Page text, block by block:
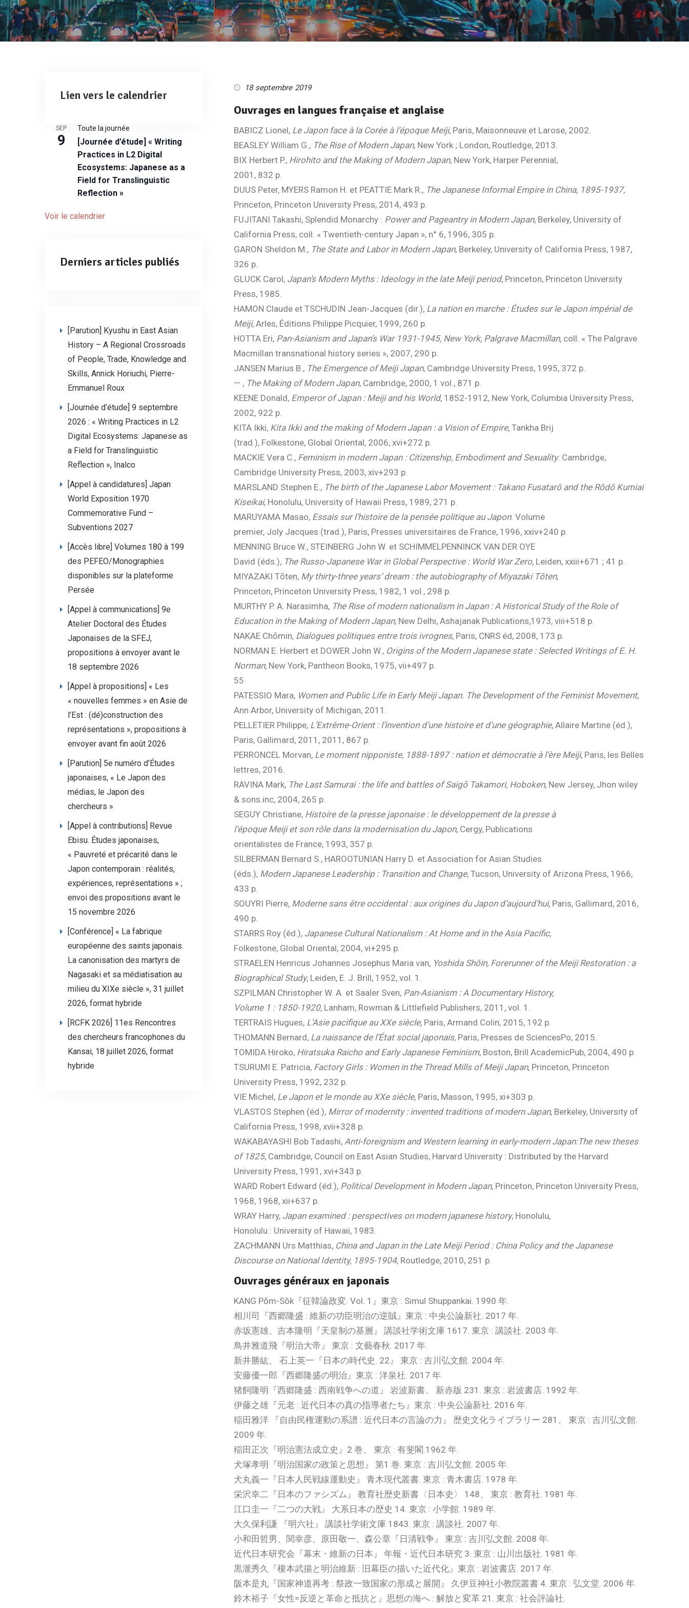
18 septembre 2019
Ouvrages en langues française et anglaise
BABICZ Lionel, Le Japon face à la Corée à l’époque Meiji, Paris, Maisonneuve et Larose, 2002.
BEASLEY William G., The Rise of Modern Japan, New York ; London, Routledge, 2013.
BIX Herbert P., Hirohito and the Making of Modern Japan, New York, Harper Perennial,
2001, 832 p.
DUUS Peter, MYERS Ramon H. et PEATTIE Mark R., The Japanese Informal Empire in China, 1895-1937,
Princeton, Princeton University Press, 2014, 493 p.
FUJITANI Takashi, Splendid Monarchy : Power and Pageantry in Modern Japan, Berkeley, University of
California Press, coll. « Twentieth-century Japan », n° 6, 1996, 305 p.
GARON Sheldon M., The State and Labor in Modern Japan, Berkeley, University of California Press, 1987,
326 p.
GLUCK Carol, Japan’s Modern Myths : Ideology in the late Meiji period, Princeton, Princeton University
Press, 1985.
HAMON Claude et TSCHUDIN Jean-Jacques (dir.), La nation en marche : Études sur le Japon impérial de
Meiji, Arles, Éditions Philippe Picquier, 1999, 260 p.
HOTTA Eri, Pan-Asianism and Japan’s War 1931-1945, New York, Palgrave Macmillan, coll. « The Palgrave
Macmillan transnational history series », 2007, 290 p.
JANSEN Marius B., The Emergence of Meiji Japan, Cambridge University Press, 1995, 372 p.
— , The Making of Modern Japan, Cambridge, 2000, 1 vol., 871 p.
KEENE Donald, Emperor of Japan : Meiji and his World, 1852-1912, New York, Columbia University Press,
2002, 922 p.
KITA Ikki, Kita Ikki and the making of Modern Japan : a Vision of Empire, Tankha Brij
(trad.), Folkestone, Global Oriental, 2006, xvi+272 p.
MACKIE Vera C., Feminism in modern Japan : Citizenship, Embodiment and Sexuality. Cambridge,
Cambridge University Press, 2003, xiv+293 p.
MARSLAND Stephen E., The birth of the Japanese Labor Movement : Takano Fusatarō and the Rōdō Kumiai
Kiseikai, Honolulu, University of Hawaii Press, 1989, 271 p.
MARUYAMA Masao, Essais sur l’histoire de la pensée politique au Japon. Volume
premier, Joly Jacques (trad.), Paris, Presses universitaires de France, 1996, xxiv+240 p.
MENNING Bruce W., STEINBERG John W. et SCHIMMELPENNINCK VAN DER OYE
David (éds.), The Russo-Japanese War in Global Perspective : World War Zero, Leiden, xxiii+671 ; 41 p.
MIYAZAKI Tōten, My thirty-three years’ dream : the autobiography of Miyazaki Tōten,
Princeton, Princeton University Press, 1982, 1 vol., 298 p.
MURTHY P. A. Narasimha, The Rise of modern nationalism in Japan : A Historical Study of the Role of
Education in the Making of Modern Japan, New Delhi, Ashajanak Publications,1973, viii+518 p.
NAKAE Chōmin, Dialogues politiques entre trois ivrognes, Paris, CNRS éd, 2008, 173 p.
NORMAN E. Herbert et DOWER John W., Origins of the Modern Japanese state : Selected Writings of E. H.
Norman, New York, Pantheon Books, 1975, vii+497 p.
55
PATESSIO Mara, Women and Public Life in Early Meiji Japan. The Development of the Feminist Movement,
Ann Arbor, University of Michigan, 2011.
PELLETIER Philippe, L’Extrême-Orient : l’invention d’une histoire et d’une géographie, Allaire Martine (éd.),
Paris, Gallimard, 2011, 2011, 867 p.
PERRONCEL Morvan, Le moment nipponiste, 1888-1897 : nation et démocratie à l’ère Meiji, Paris, les Belles
lettres, 2016.
RAVINA Mark, The Last Samurai : the life and battles of Saigō Takamori, Hoboken, New Jersey, Jhon wiley
& sons.inc, 2004, 265 p.
SEGUY Christiane, Histoire de la presse japonaise : le développement de la presse à
l’époque Meiji et son rôle dans la modernisation du Japon, Cergy, Publications
orientalistes de France, 1993, 357 p.
SILBERMAN Bernard S., HAROOTUNIAN Harry D. et Association for Asian Studies
(éds.), Modern Japanese Leadership : Transition and Change, Tucson, University of Arizona Press, 1966,
433 p.
SOUYRI Pierre, Moderne sans être occidental : aux origines du Japon d’aujourd’hui, Paris, Gallimard, 2016,
490 p.
STARRS Roy (éd.), Japanese Cultural Nationalism : At Home and in the Asia Pacific,
Folkestone, Global Oriental, 2004, vi+295 p.
STRAELEN Henricus Johannes Josephus Maria van, Yoshida Shōin, Forerunner of the Meiji Restoration : a
Biographical Study, Leiden, E. J. Brill, 1952, vol. 1.
SZPILMAN Christopher W. A. et Saaler Sven, Pan-Asianism : A Documentary History,
Volume 1 : 1850-1920, Lanham, Rowman & Littlefield Publishers, 2011, vol. 1.
TERTRAIS Hugues, L’Asie pacifique au XXe siècle, Paris, Armand Colin, 2015, 192 p.
THOMANN Bernard, La naissance de l’État social japonais, Paris, Presses de SciencesPo, 2015.
TOMIDA Hiroko, Hiratsuka Raicho and Early Japanese Feminism, Boston, Brill AcademicPub, 2004, 490 p.
TSURUMI E. Patricia, Factory Girls : Women in the Thread Mills of Meiji Japan, Princeton, Princeton
University Press, 1992, 232 p.
VIE Michel, Le Japon et le monde au XXe siècle, Paris, Masson, 1995, xi+303 p.
VLASTOS Stephen (éd.), Mirror of modernity : invented traditions of modern Japan, Berkeley, University of
California Press, 1998, xvii+328 p.
WAKABAYASHI Bob Tadashi, Anti-foreignism and Western learning in early-modern Japan:The new theses
of 1825, Cambridge, Council on East Asian Studies, Harvard University : Distributed by the Harvard
University Press, 1991, xvi+343 p.
WARD Robert Edward (éd.), Political Development in Modern Japan, Princeton, Princeton University Press,
1968, 1968, xii+637 p.
WRAY Harry, Japan examined : perspectives on modern japanese history, Honolulu,
Honolulu : University of Hawaii, 1983.
ZACHMANN Urs Matthias, China and Japan in the Late Meiji Period : China Policy and the Japanese
Discourse on National Identity, 1895-1904, Routledge, 2010, 251 p.
Ouvrages généraux en japonais
KANG Pŏm-Sŏk『征韓論政変. Vol. 1』東京 : Simul Shuppankai. 1990 年.
相川司『西郷隆盛 : 維新の功臣明治の逆賊』東京 : 中央公論新社. 2017 年.
赤坂憲雄、吉本隆明『天皇制の基層』 講談社学術文庫 1617. 東京 : 講談社. 2003 年.
鳥井雅道飛『明治大帝』 東京 : 文藝春秋. 2017 年.
新井勝紘、 石上英一『日本の時代史. 22』 東京 : 吉川弘文館. 2004 年.
安藤優一郎『西郷隆盛の明治』東京 : 洋泉社. 2017 年.
猪飼隆明『西郷隆盛 : 西南戦争への道』 岩波新書、 新赤版 231. 東京 : 岩波書店. 1992 年.
伊藤之雄『元老 : 近代日本の真の指導者たち』東京 : 中央公論新社. 2016 年.
稲田雅洋 『自由民権運動の系譜 : 近代日本の言論の力』 歴史文化ライブラリー 281、 東京 : 吉川弘文館.
2009 年.
稲田正次『明治憲法成立史』2 巻、 東京 : 有斐閣.1962 年.
犬塚孝明『明治国家の政策と思想』 第1 巻. 東京 : 吉川弘文館. 2005 年.
犬丸義一『日本人民戦線運動史』 青木現代叢書. 東京 : 青木書店. 1978 年.
栄沢幸二『日本のファシズム』 教育社歴史新書〈日本史〉 148、 東京 : 教育社. 1981 年.
江口圭一『二つの大戦』 大系日本の歴史 14. 東京 : 小学館. 1989 年.
大久保利謙 『明六社』 講談社学術文庫 1843. 東京 : 講談社. 2007 年.
小和田哲男、関幸彦、原田敬一、森公章『日清戦争』 東京 : 吉川弘文館. 2008 年.
近代日本研究会『幕末・維新の日本』 年報・近代日本研究 3. 東京 : 山川出版社. 1981 年.
黒瀧秀久『榎本武揚と明治維新 : 旧幕臣の描いた近代化』東京 : 岩波書店. 2017 年.
阪本是丸『国家神道再考 : 祭政一致国家の形成と展開』 久伊豆神社小教院叢書 4. 東京 : 弘文堂. 2006 年.
鈴木裕子『女性=反逆と革命と抵抗と』思想の海へ : 解放と変革 21. 東京 : 社会評論社.
Lien vers le calendrier
SEP
9
Toute la journée
[Journée d’étude] « Writing
Practices in L2 Digital
Ecosystems: Japanese as a
Field for Translinguistic
Reflection »
Voir le calendrier
Derniers articles publiés
[Parution] Kyushu in East Asian
History – A Regional Crossroads
of People, Trade, Knowledge and
Skills, Annick Horiuchi, Pierre-
Emmanuel Roux
[Journée d’étude] 9 septembre
2026 : « Writing Practices in L2
Digital Ecosystems: Japanese as
a Field for Translinguistic
Reflection », Inalco
[Appel à candidatures] Japan
World Exposition 1970
Commemorative Fund –
Subventions 2027
[Accès libre] Volumes 180 à 199
des PEFEO/Monographies
disponibles sur la plateforme
Persée
[Appel à communications] 9e
Atelier Doctoral des Études
Japonaises de la SFEJ,
propositions à envoyer avant le
18 septembre 2026
[Appel à propositions] « Les
« nouvelles femmes » en Asie de
l’Est : (dé)construction des
représentations », propositions à
envoyer avant fin août 2026
[Parution] 5e numéro d’Études
japonaises, « Le Japon des
médias, le Japon des
chercheurs »
[Appel à contributions] Revue
Ebisu. Études japonaises,
« Pauvreté et précarité dans le
Japon contemporain : réalités,
expériences, représentations » ;
envoi des propositions avant le
15 novembre 2026
[Conférence] « La fabrique
européenne des saints japonais.
La canonisation des martyrs de
Nagasaki et sa médiatisation au
milieu du XIXe siècle », 31 juillet
2026, format hybride
[RCFK 2026] 11es Rencontres
des chercheurs francophones du
Kansai, 18 juillet 2026, format
hybride